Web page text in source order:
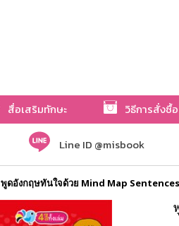
สื่อเสริมทักษะ วิธีการสั่งซื้อ
Line ID @misbook
พูดอังกฤษทันใจด้วย Mind Map Sentences